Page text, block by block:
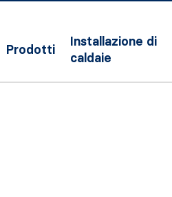
Prodotti
Installazione di
caldaie